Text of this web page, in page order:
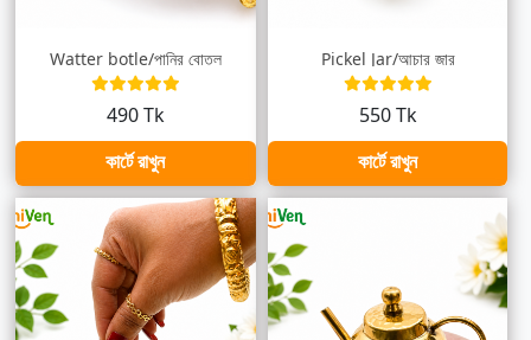
Watter botle/পানির বোতল
490 Tk
কার্টে রাখুন
Pickel Jar/আচার জার
550 Tk
কার্টে রাখুন